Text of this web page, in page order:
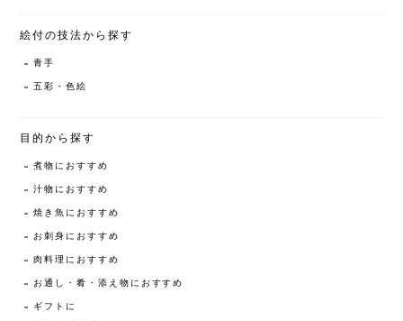
絵付の技法から探す
青手
五彩・色絵
目的から探す
煮物におすすめ
汁物におすすめ
焼き魚におすすめ
お刺身におすすめ
肉料理におすすめ
お通し・肴・添え物におすすめ
ギフトに